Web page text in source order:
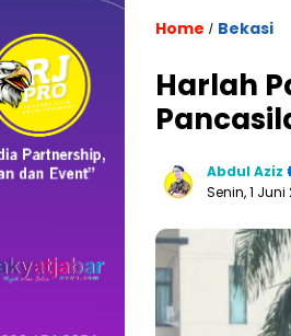
Home / Bekasi
Harlah
Abdul Aziz
Senin, 1 Juni